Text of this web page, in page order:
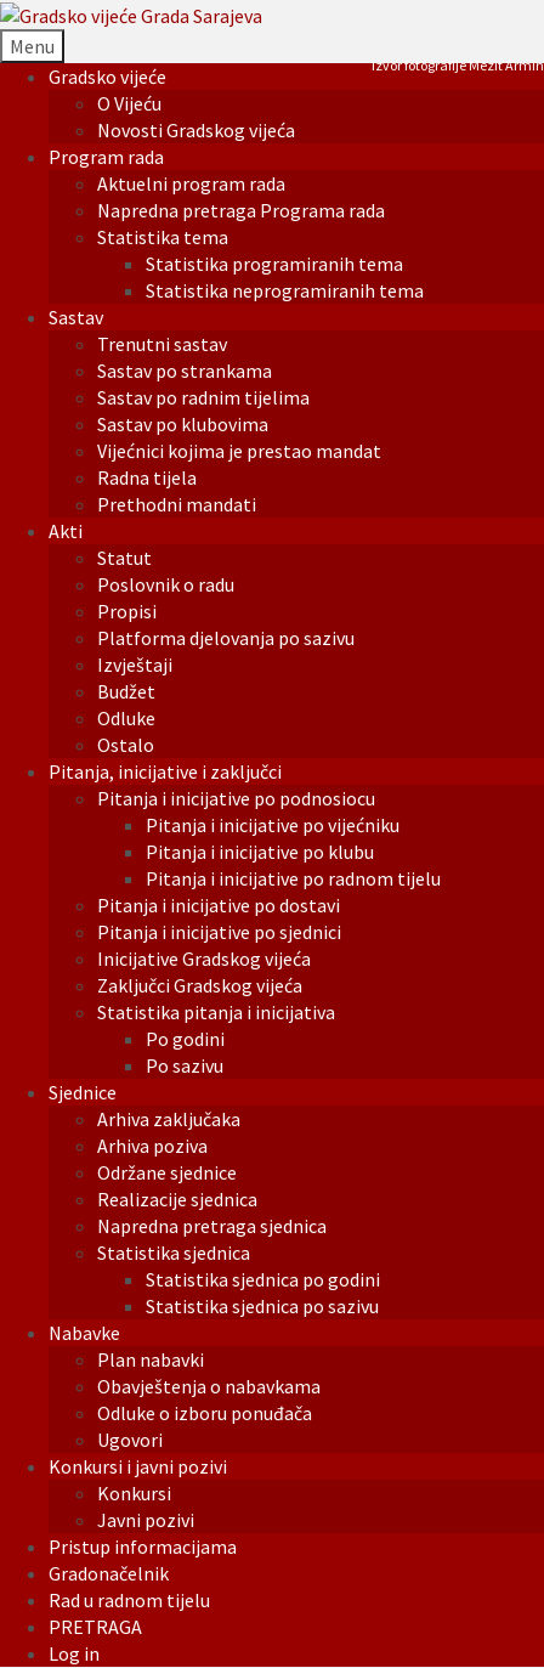
Menu
Gradsko vijeće
O Vijeću
Novosti Gradskog vijeća
Program rada
Aktuelni program rada
Napredna pretraga Programa rada
Statistika tema
Statistika programiranih tema
Statistika neprogramiranih tema
Sastav
Trenutni sastav
Sastav po strankama
Sastav po radnim tijelima
Sastav po klubovima
Vijećnici kojima je prestao mandat
Radna tijela
Prethodni mandati
Akti
Statut
Poslovnik o radu
Propisi
Platforma djelovanja po sazivu
Izvještaji
Budžet
Odluke
Ostalo
Pitanja, inicijative i zaključci
Pitanja i inicijative po podnosiocu
Pitanja i inicijative po vijećniku
Pitanja i inicijative po klubu
Pitanja i inicijative po radnom tijelu
Pitanja i inicijative po dostavi
Pitanja i inicijative po sjednici
Inicijative Gradskog vijeća
Zaključci Gradskog vijeća
Statistika pitanja i inicijativa
Po godini
Po sazivu
Sjednice
Arhiva zaključaka
Arhiva poziva
Održane sjednice
Realizacije sjednica
Napredna pretraga sjednica
Statistika sjednica
Statistika sjednica po godini
Statistika sjednica po sazivu
Nabavke
Plan nabavki
Obavještenja o nabavkama
Odluke o izboru ponuđača
Ugovori
Konkursi i javni pozivi
Konkursi
Javni pozivi
Pristup informacijama
Gradonačelnik
Rad u radnom tijelu
PRETRAGA
Log in
Izvor fotografije Mezit Armin